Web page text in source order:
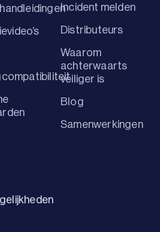
Incident melden
Distributeurs
Waarom
achterwaarts
veiliger is
Blog
Samenwerkingen
Payment